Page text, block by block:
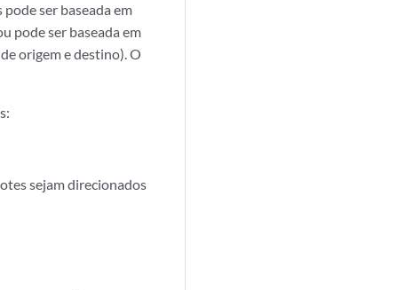
ser baseada em
pode ser baseada em
origem e destino). O
sejam direcionados